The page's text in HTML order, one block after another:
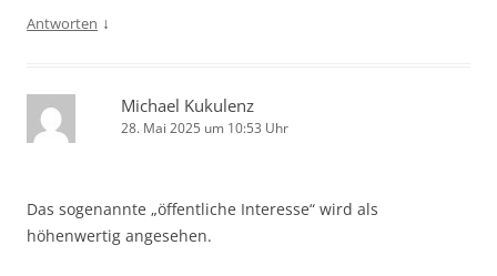
Antworten ↓
Michael Kukulenz
28. Mai 2025 um 10:53 Uhr
Das sogenannte „öffentliche Interesse“ wird als
höhenwertig angesehen.